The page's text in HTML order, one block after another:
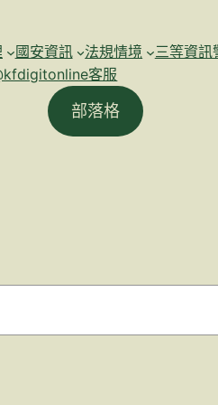
國安資訊 法規情境 三等資訊
客服
部落格